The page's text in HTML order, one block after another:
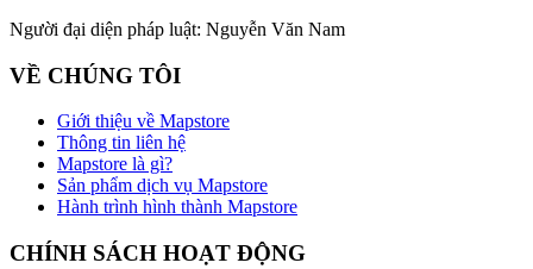
Người đại diện pháp luật: Nguyễn Văn Nam
VỀ CHÚNG TÔI
Giới thiệu về Mapstore
Thông tin liên hệ
Mapstore là gì?
Sản phẩm dịch vụ Mapstore
Hành trình hình thành Mapstore
CHÍNH SÁCH HOẠT ĐỘNG